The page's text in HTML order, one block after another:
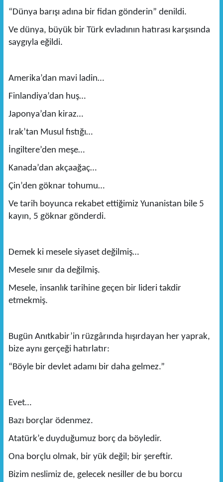
“Dünya barışı adına bir fidan gönderin” denildi.
Ve dünya, büyük bir Türk evladının hatırası karşısında
saygıyla eğildi.
Amerika’dan mavi ladin…
Finlandiya’dan huş…
Japonya’dan kiraz…
Irak’tan Musul fıstığı…
İngiltere’den meşe…
Kanada’dan akçaağaç…
Çin’den göknar tohumu…
Ve tarih boyunca rekabet ettiğimiz Yunanistan bile 5
kayın, 5 göknar gönderdi.
Demek ki mesele siyaset değilmiş…
Mesele sınır da değilmiş.
Mesele, insanlık tarihine geçen bir lideri takdir
etmekmiş.
Bugün Anıtkabir’in rüzgârında hışırdayan her yaprak,
bize aynı gerçeği hatırlatır:
“Böyle bir devlet adamı bir daha gelmez.”
Evet…
Bazı borçlar ödenmez.
Atatürk’e duyduğumuz borç da böyledir.
Ona borçlu olmak, bir yük değil; bir şereftir.
Bizim neslimiz de, gelecek nesiller de bu borcu